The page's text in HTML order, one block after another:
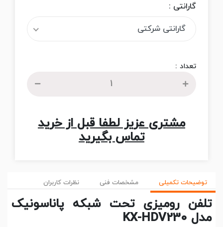
گارانتی :
گارانتی شرکتی
تعداد :
مشتری عزیز لطفا قبل از خرید
تماس بگیرید
توضیحات تکمیلی مشخصات فنی نظرات کاربران
تلفن رومیزی تحت شبکه پاناسونیک
مدل KX-HDV230